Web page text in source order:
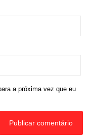
a próxima vez que eu